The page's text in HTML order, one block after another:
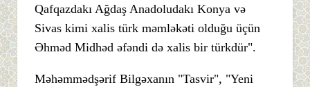
Qafqazdakı Ağdaş Anadoludakı Konya və
Sivas kimi xalis türk məmləkəti olduğu üçün
Əhməd Midhəd əfəndi də xalis bir türkdür".
Məhəmmədşərif Bilgəxanın "Tasvir", "Yeni